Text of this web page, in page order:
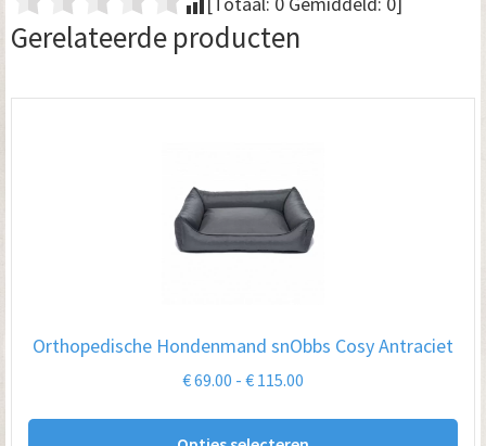
Gerelateerde producten
Orthopedische Hondenmand snObbs Cosy Antraciet
€69.00 - € 115.00
Dit